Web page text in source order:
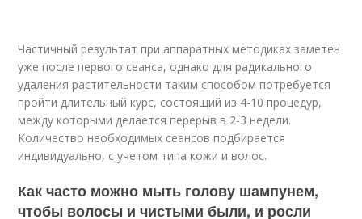
Частичный результат при аппаратных методиках заметен
уже после первого сеанса, однако для радикального
удаления растительности таким способом потребуется
пройти длительный курс, состоящий из 4-10 процедур,
между которыми делается перерыв в 2-3 недели.
Количество необходимых сеансов подбирается
индивидуально, с учетом типа кожи и волос.
Как часто можно мыть голову шампунем,
чтобы волосы и чистыми были, и росли